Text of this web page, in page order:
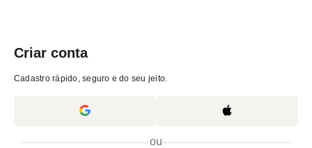
Criar conta
Cadastro rápido, seguro e do seu jeito.
ou